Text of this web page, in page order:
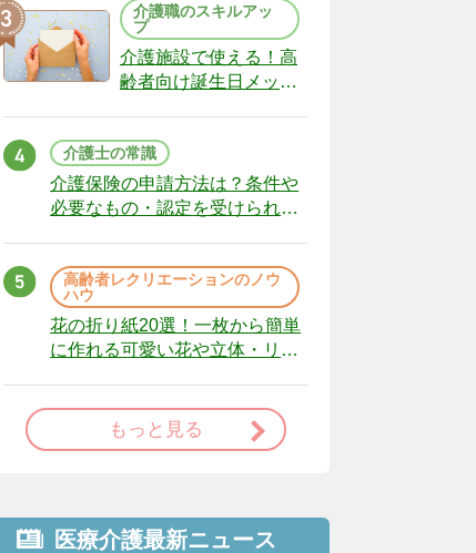
介護職のスキルアッ
プ
介護施設で使える！高
齢者向け誕生日メッセ
介護士の常識
介護保険の申請方法は？条件や
必要なもの・認定を受けられな
高齢者レクリエーションのノウ
ハウ
花の折り紙20選！一枚から簡単
に作れる可愛い花や立体・リー
もっと見る
医療介護最新ニュース